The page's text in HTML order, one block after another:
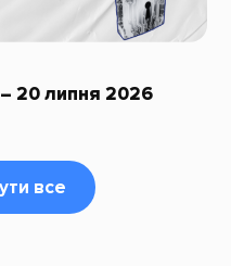
20 липня 2026
все